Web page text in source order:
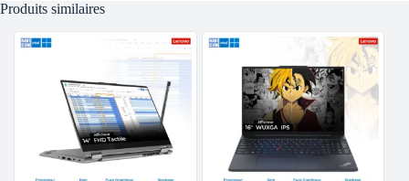
Produits similaires